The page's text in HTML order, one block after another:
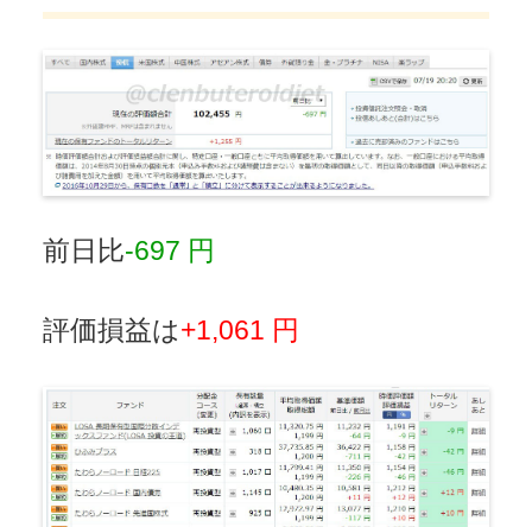
前日比-697 円
評価損益は+1,061 円